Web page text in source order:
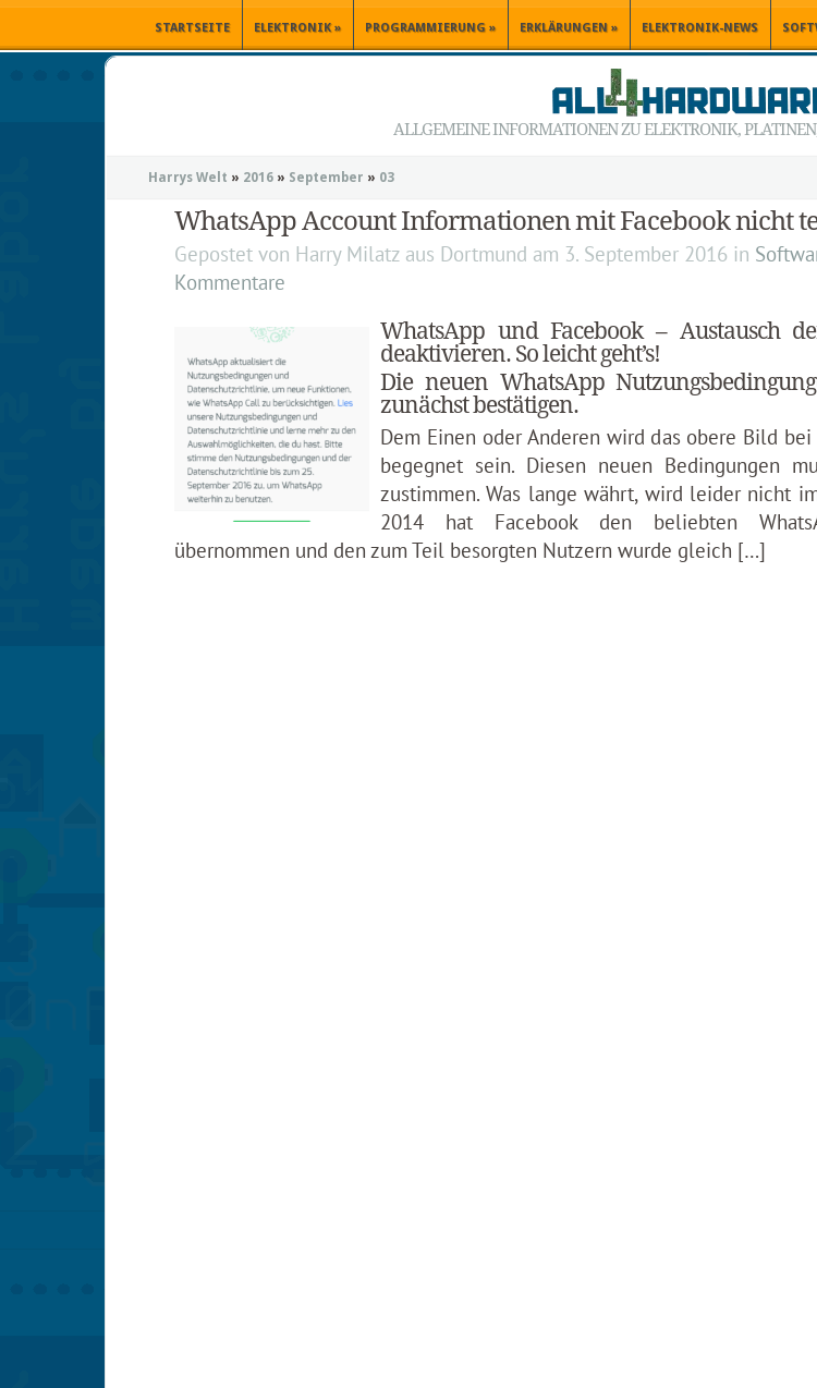
STARTSEITE ELEKTRONIK» PROGRAMMIERUNG » ERKLÄRUNGEN » ELEKTRONIK-NEWS
ALLGEMEINE INFORMATIONEN ZU ELEKTRONIK,
Harrys Welt » 2016 » September » 03
WhatsApp Account Informationen mit Facebook nicht
Gepostet von Harry Milatz aus Dortmund am 3. September 2016 in
Kommentare
WhatsApp und Facebook – Austausch
deaktivieren. So leicht geht’s!
Die neuen WhatsApp
zunächst bestätigen.
Dem Einen oder Anderen wird das obere Bild bei
begegnet sein. Diesen neuen Bedingungen
zustimmen. Was lange währt, wird leider nicht
2014 hat Facebook den beliebten
übernommen und den zum Teil besorgten Nutzern wurde gleich […]